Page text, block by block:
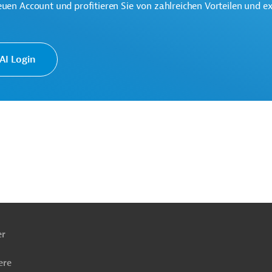
Account und profitieren Sie von zahlreichen Vorteilen und
Login